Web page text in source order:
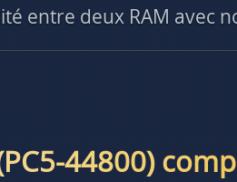
entre deux RAM avec
44800)